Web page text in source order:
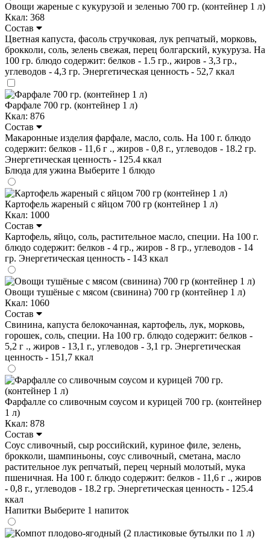
Овощи жареные с кукурузой и зеленью 700 гр. (контейнер 1 л)
Ккал: 368
Состав
Цветная капуста, фасоль стручковая, лук репчатый, морковь,
брокколи, соль, зелень свежая, перец болгарский, кукуруза. На
100 гр. блюдо содержит: белков - 1.5 гр., жиров - 3,3 гр.,
углеводов - 4,3 гр. Энергетическая ценность - 52,7 ккал
Фарфале 700 гр. (контейнер 1 л)
Ккал: 876
Состав
Макаронные изделия фарфале, масло, соль. На 100 г. блюдо
содержит: белков - 11,6 г ., жиров - 0,8 г., углеводов - 18.2 гр.
Энергетическая ценность - 125.4 ккал
Блюда для ужина Выберите 1 блюдо
Картофель жареный с яйцом 700 гр (контейнер 1 л)
Ккал: 1000
Состав
Картофель, яйцо, соль, растительное масло, специи. На 100 г.
блюдо содержит: белков - 4 гр., жиров - 8 гр., углеводов - 14
гр. Энергетическая ценность - 143 ккал
Овощи тушёные с мясом (свинина) 700 гр (контейнер 1 л)
Ккал: 1060
Состав
Свинина, капуста белокочанная, картофель, лук, морковь,
горошек, соль, специи. На 100 гр. блюдо содержит: белков -
5,2 г ., жиров - 13,1 г., углеводов - 3,1 гр. Энергетическая
ценность - 151,7 ккал
Фарфалле со сливочным соусом и курицей 700 гр. (контейнер
1 л)
Ккал: 878
Состав
Соус сливочный, сыр российский, куриное филе, зелень,
брокколи, шампиньоны, соус сливочный, сметана, масло
растительное лук репчатый, перец черный молотый, мука
пшеничная. На 100 г. блюдо содержит: белков - 11,6 г ., жиров
- 0,8 г., углеводов - 18.2 гр. Энергетическая ценность - 125.4
ккал
Напитки Выберите 1 напиток